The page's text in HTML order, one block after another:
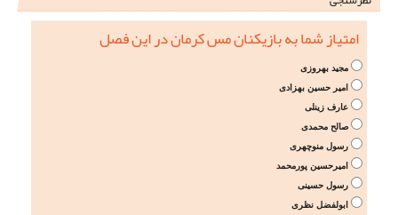
امتیاز شما به بازیکنان مس کرمان در این فصل
مجید بهروزی
امیر حسین بهزادی
عارف زینلی
صالح محمدی
رسول منوچهری
امیرحسین پورمحمد
رسول حسینی
ابولفضل نظری